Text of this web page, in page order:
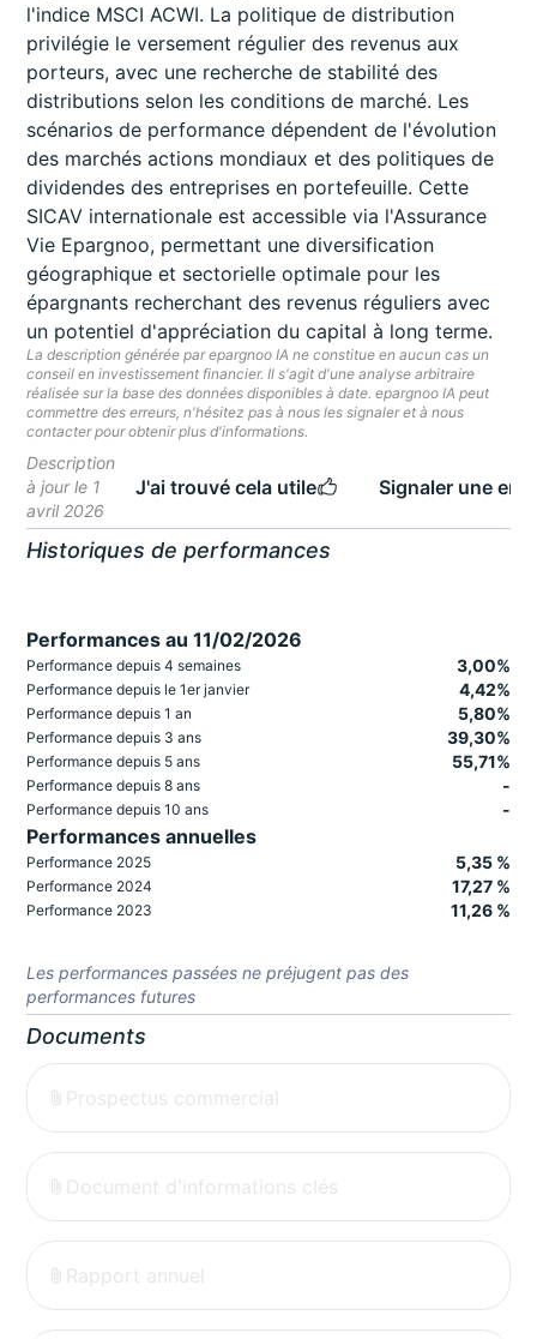
l'indice MSCI ACWI. La politique de distribution
privilégie le versement régulier des revenus aux
porteurs, avec une recherche de stabilité des
distributions selon les conditions de marché. Les
scénarios de performance dépendent de l'évolution
des marchés actions mondiaux et des politiques de
dividendes des entreprises en portefeuille. Cette
SICAV internationale est accessible via l'Assurance
Vie Epargnoo, permettant une diversification
géographique et sectorielle optimale pour les
épargnants recherchant des revenus réguliers avec
un potentiel d'appréciation du capital à long terme.
La description générée par epargnoo IA ne constitue en aucun cas un
conseil en investissement financier. Il s'agit d'une analyse arbitraire
réalisée sur la base des données disponibles à date. epargnoo IA peut
commettre des erreurs, n'hésitez pas à nous les signaler et à nous
contacter pour obtenir plus d'informations.
Description
à jour le 1
avril 2026
J'ai trouvé cela utile Signaler une
Historiques de performances
Performances au 11/02/2026
Performance depuis 4 semaines 3,00%
Performance depuis le 1er janvier 4,42%
Performance depuis 1 an 5,80%
Performance depuis 3 ans 39,30%
Performance depuis 5 ans 55,71%
Performance depuis 8 ans -
Performance depuis 10 ans -
Performances annuelles
Performance 2025 5,35 %
Performance 2024 17,27 %
Performance 2023 11,26 %
Les performances passées ne préjugent pas des
performances futures
Documents
Prospectus commercial
Document d'informations clés
Rapport annuel